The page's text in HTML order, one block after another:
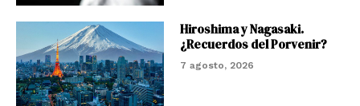
Hiroshima y Nagasaki.
¿Recuerdos del Porvenir?
7 agosto, 2026